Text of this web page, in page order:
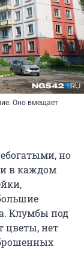
Оно вмещает
но
в каждом
Клумбы под
цветы, нет